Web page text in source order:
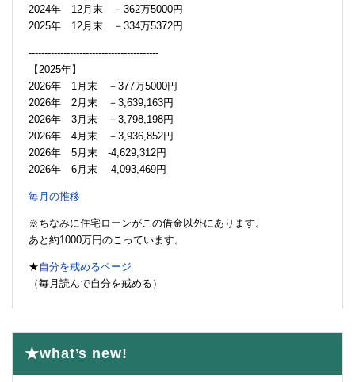
2024年 12月末 －362万5000円
2025年 12月末 －334万5372円
-----------------------------------------
【2025年】
2026年 1月末 －377万5000円
2026年 2月末 －3,639,163円
2026年 3月末 －3,798,198円
2026年 4月末 －3,936,852円
2026年 5月末 -4,629,312円
2026年 6月末 -4,093,469円
毎月の推移
※ちなみに住宅ローンがこの借金以外にあります。
あと約1000万円のこっています。
★自分を戒めるページ
（毎月読んで自分を戒める）
★what’s new!